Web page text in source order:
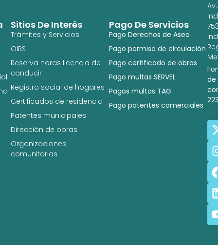
Pago De Servicios
Pago Derechos de Aseo
Pago permiso de circulación
Pago certificado de obras
Pago multas SERVEL
Pagos multas TAG
Pago patentes comerciales
Sitios De Interés
Trámites y Servicios
OIRS
Reserva horas licencia de
conducir
Registro social de hogares
Certificados de residencia
Patentes municipales
Dirección de obras
Organizaciones
comunitarias
Av.
de